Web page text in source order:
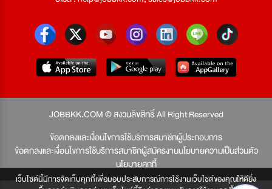
เว็บไซต์นี้มีการจัดเก็บคุกกี้เพื่อมอบประสบการณ์การใช้งานเว็บไซต์ของคุณให้ดียิ่ง
JOBBKK.COM © สงวนลิขสิทธิ์ All Right Reserved
ข้อตกลงและเงื่อนไขการใช้บริการสมาชิกผู้ประกอบการ
ข้อตกลงและเงื่อนไขการใช้บริการสมาชิกผู้สมัครงานนโยบายความเป็นส่วนตัว
นโยบายคุกกี้